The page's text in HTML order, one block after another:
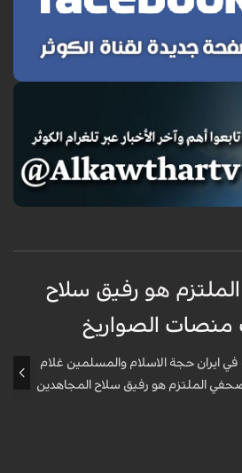
هو رفيق سلاح
منصات الصواريخ
ايران حجة الاسلام والمسلمين غلام
الملتزم هو رفيق سلاح المجاهدين